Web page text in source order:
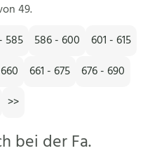
49.
585 586 - 600
601 - 615
661 - 675
676 - 690
>>
bei der Fa.